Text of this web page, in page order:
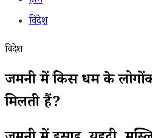
विदेश
विदेश
जर्मनी में किस धर्म के
मिलती हैं?